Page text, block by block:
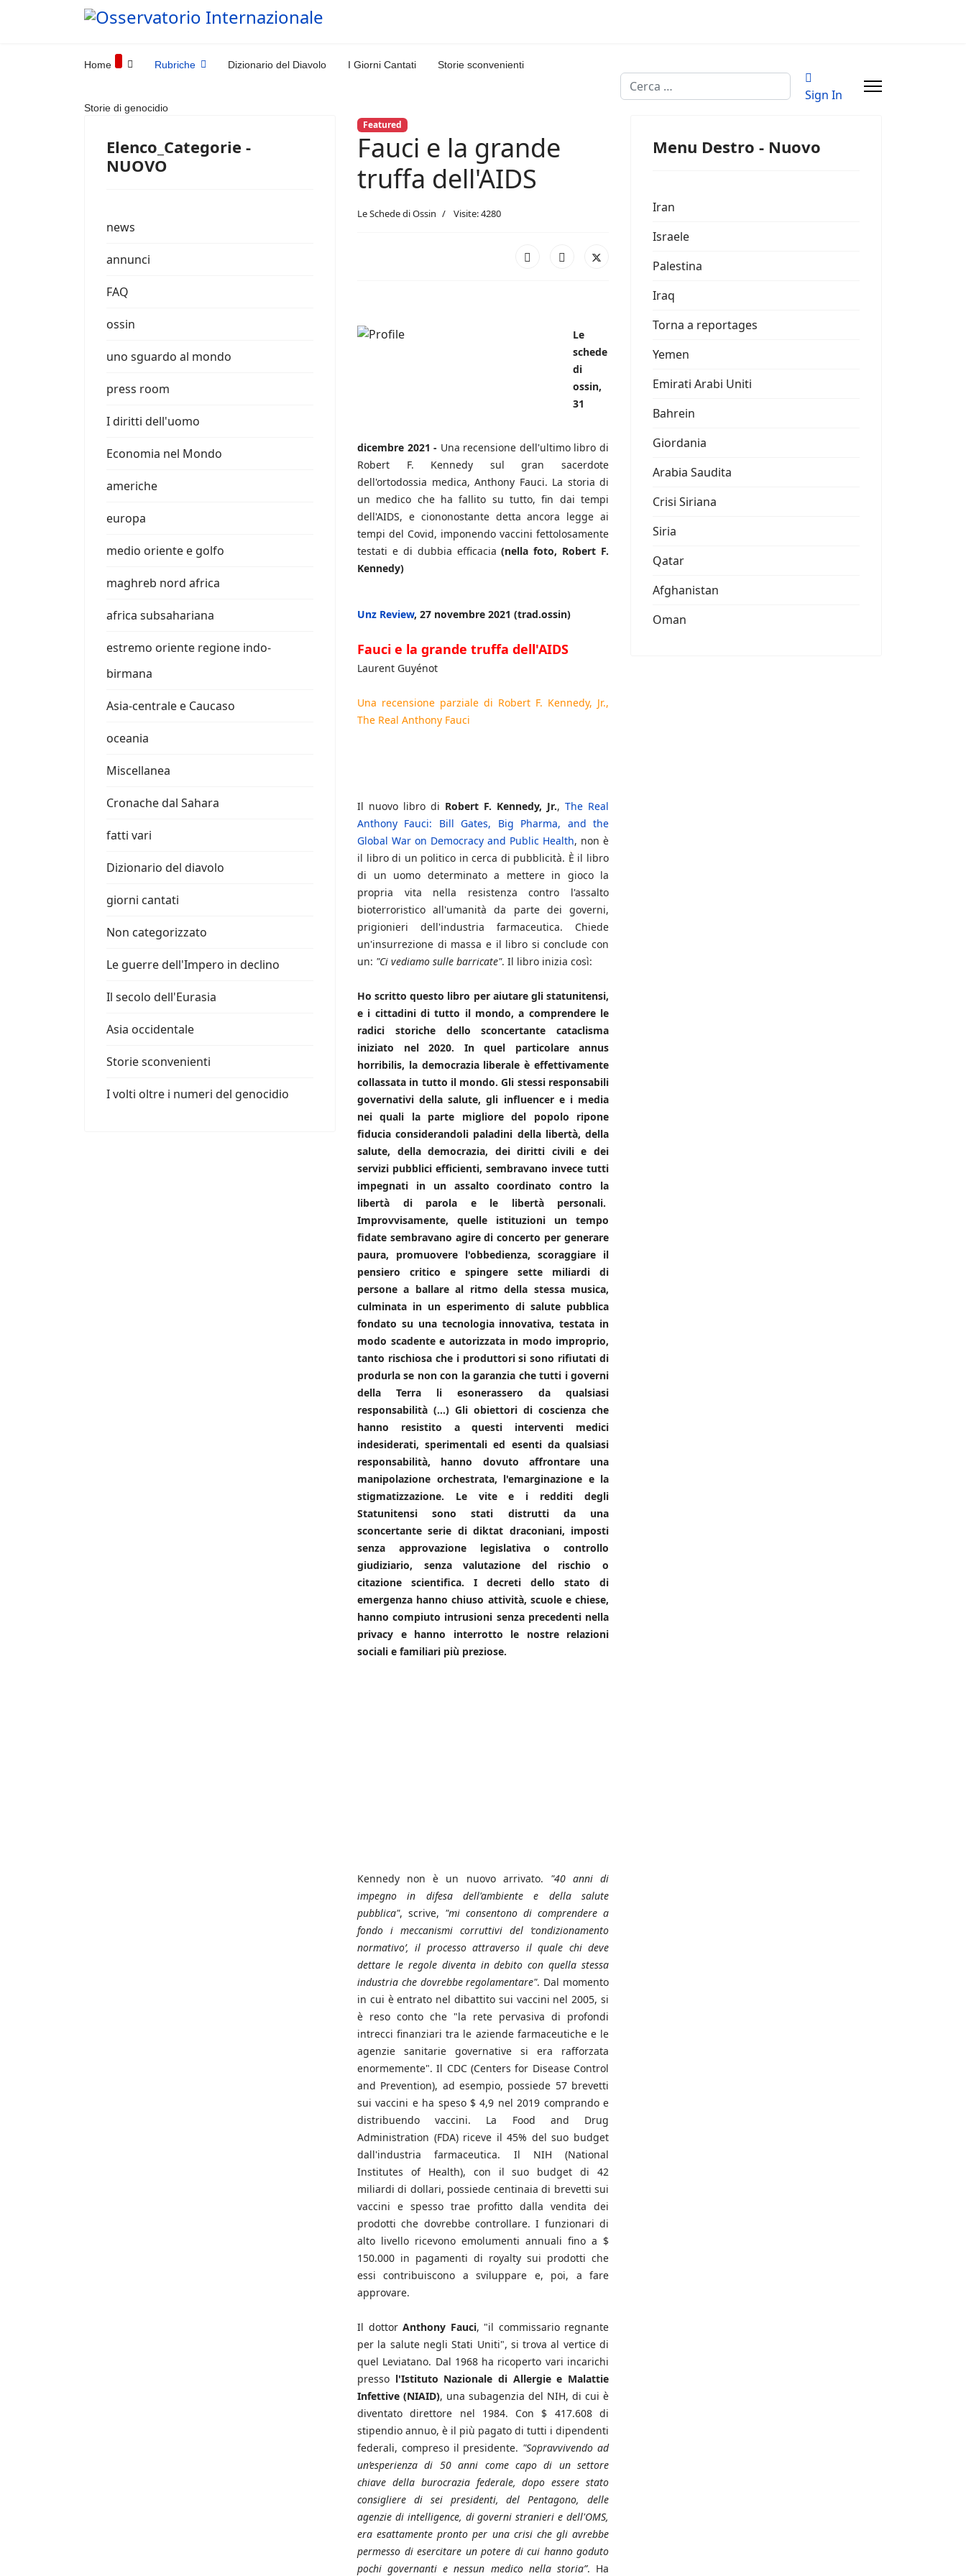
Home Rubriche Dizionario del Diavolo I Giorni Cantati Storie sconvenienti
Storie di genocidio
Cerca
Sign In
Elenco_Categorie -
NUOVO
news
annunci
FAQ
ossin
uno sguardo al mondo
press room
I diritti dell'uomo
Economia nel Mondo
americhe
europa
medio oriente e golfo
maghreb nord africa
africa subsahariana
estremo oriente regione indo-
birmana
Asia-centrale e Caucaso
oceania
Miscellanea
Cronache dal Sahara
fatti vari
Dizionario del diavolo
giorni cantati
Non categorizzato
Le guerre dell'Impero in declino
Il secolo dell'Eurasia
Asia occidentale
Storie sconvenienti
I volti oltre i numeri del genocidio
Featured
Fauci e la grande
truffa dell'AIDS
Le Schede di Ossin Visite: 4280
Le
schede
di
ossin,
31
dicembre 2021 - Una recensione dell'ultimo libro di
Robert F. Kennedy sul gran sacerdote
dell'ortodossia medica, Anthony Fauci. La storia di
un medico che ha fallito su tutto, fin dai tempi
dell'AIDS, e ciononostante detta ancora legge ai
tempi del Covid, imponendo vaccini fettolosamente
testati e di dubbia efficacia(nella foto, Robert F.
Kennedy)
Unz Review, 27 novembre 2021 (trad.ossin)
Fauci e la grande truffa dell'AIDS
Laurent Guyénot
Una recensione parziale di Robert F. Kennedy, Jr.,
The Real Anthony Fauci
Il nuovo libro di Robert F. Kennedy, Jr., The Real
Anthony Fauci: Bill Gates, Big Pharma, and the
Global War on Democracy and Public Health, non è
il libro di un politico in cerca di pubblicità. È il libro
di un uomo determinato a mettere in gioco la
propria vita nella resistenza contro l'assalto
bioterroristico all'umanità da parte dei governi,
prigionieri dell'industria farmaceutica. Chiede
un'insurrezione di massa e il libro si conclude con
un: "Ci vediamo sulle barricate". Il libro inizia così:
Ho scritto questo libro per aiutare gli statunitensi,
e i cittadini di tutto il mondo, a comprendere le
radici storiche dello sconcertante cataclisma
iniziato nel 2020. In quel particolare annus
horribilis, la democrazia liberale è effettivamente
collassata in tutto il mondo. Gli stessi responsabili
governativi della salute, gli influencer e i media
nei quali la parte migliore del popolo ripone
fiducia considerandoli paladini della libertà, della
salute, della democrazia, dei diritti civili e dei
servizi pubblici efficienti, sembravano invece tutti
impegnati in un assalto coordinato contro la
libertà di parola e le libertà personali.
Improvvisamente, quelle istituzioni un tempo
fidate sembravano agire di concerto per generare
paura, promuovere l'obbedienza, scoraggiare il
pensiero critico e spingere sette miliardi di
persone a ballare al ritmo della stessa musica,
culminata in un esperimento di salute pubblica
fondato su una tecnologia innovativa, testata in
modo scadente e autorizzata in modo improprio,
tanto rischiosa che i produttori si sono rifiutati di
produrla se non con la garanzia che tutti i governi
della Terra li esonerassero da qualsiasi
responsabilità (…) Gli obiettori di coscienza che
hanno resistito a questi interventi medici
indesiderati, sperimentali ed esenti da qualsiasi
responsabilità, hanno dovuto affrontare una
manipolazione orchestrata, l'emarginazione e la
stigmatizzazione. Le vite e i redditi degli
Statunitensi sono stati distrutti da una
sconcertante serie di diktat draconiani, imposti
senza approvazione legislativa o controllo
giudiziario, senza valutazione del rischio o
citazione scientifica. I decreti dello stato di
emergenza hanno chiuso attività, scuole e chiese,
hanno compiuto intrusioni senza precedenti nella
privacy e hanno interrotto le nostre relazioni
sociali e familiari più preziose.
Kennedy non è un nuovo arrivato. "40 anni di
impegno in difesa dell'ambiente e della salute
pubblica", scrive, "mi consentono di comprendere a
fondo i meccanismi corruttivi del ‘condizionamento
normativo’, il processo attraverso il quale chi deve
dettare le regole diventa in debito con quella stessa
industria che dovrebbe regolamentare". Dal momento
in cui è entrato nel dibattito sui vaccini nel 2005, si
è reso conto che "la rete pervasiva di profondi
intrecci finanziari tra le aziende farmaceutiche e le
agenzie sanitarie governative si era rafforzata
enormemente". Il CDC (Centers for Disease Control
and Prevention), ad esempio, possiede 57 brevetti
sui vaccini e ha speso $ 4,9 nel 2019 comprando e
distribuendo vaccini. La Food and Drug
Administration (FDA) riceve il 45% del suo budget
dall'industria farmaceutica. Il NIH (National
Institutes of Health), con il suo budget di 42
miliardi di dollari, possiede centinaia di brevetti sui
vaccini e spesso trae profitto dalla vendita dei
prodotti che dovrebbe controllare. I funzionari di
alto livello ricevono emolumenti annuali fino a $
150.000 in pagamenti di royalty sui prodotti che
essi contribuiscono a sviluppare e, poi, a fare
approvare.
Il dottor Anthony Fauci, "il commissario regnante
per la salute negli Stati Uniti", si trova al vertice di
quel Leviatano. Dal 1968 ha ricoperto vari incarichi
presso l'Istituto Nazionale di Allergie e Malattie
Infettive (NIAID), una subagenzia del NIH, di cui è
diventato direttore nel 1984. Con $ 417.608 di
stipendio annuo, è il più pagato di tutti i dipendenti
federali, compreso il presidente. "Sopravvivendo ad
un’esperienza di 50 anni come capo di un settore
chiave della burocrazia federale, dopo essere stato
consigliere di sei presidenti, del Pentagono, delle
agenzie di intelligence, di governi stranieri e dell'OMS,
era esattamente pronto per una crisi che gli avrebbe
permesso di esercitare un potere di cui hanno goduto
pochi governanti e nessun medico nella storia”. Ha
Menu Destro - Nuovo
Iran
Israele
Palestina
Iraq
Torna a reportages
Yemen
Emirati Arabi Uniti
Bahrein
Giordania
Arabia Saudita
Crisi Siriana
Siria
Qatar
Afghanistan
Oman